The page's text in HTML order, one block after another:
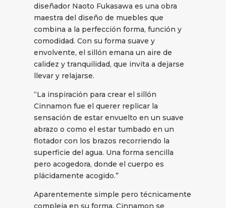
diseñador Naoto Fukasawa es una obra
maestra del diseño de muebles que
combina a la perfección forma, función y
comodidad. Con su forma suave y
envolvente, el sillón emana un aire de
calidez y tranquilidad, que invita a dejarse
llevar y relajarse.
“La inspiración para crear el sillón
Cinnamon fue el querer replicar la
sensación de estar envuelto en un suave
abrazo o como el estar tumbado en un
flotador con los brazos recorriendo la
superficie del agua. Una forma sencilla
pero acogedora, donde el cuerpo es
plácidamente acogido.”
Aparentemente simple pero técnicamente
compleja en su forma, Cinnamon se